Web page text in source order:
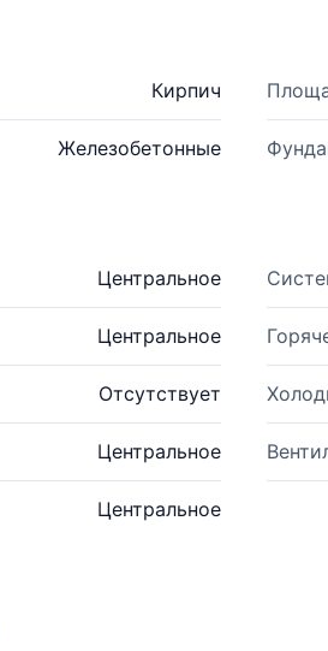
Кирпич
Железобетонные
Центральное
Центральное
Отсутствует
Центральное
Центральное